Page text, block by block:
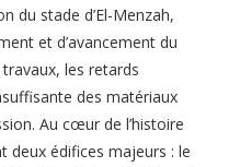
du stade d’El-Menzah,
et d’avancement du
les retards
des matériaux
Au cœur de l’histoire
deux édifices majeurs : le